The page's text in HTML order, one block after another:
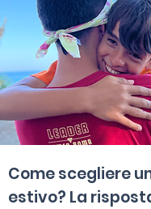
Come scegliere
estivo? La